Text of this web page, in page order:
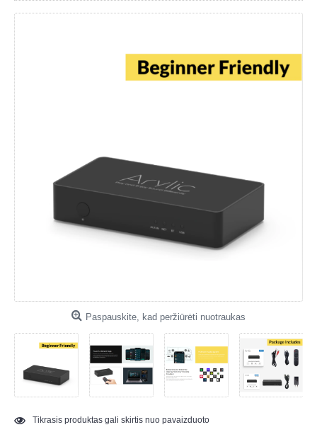
Paspauskite, kad peržiūrėti nuotraukas
Tikrasis produktas gali skirtis nuo pavaizduoto